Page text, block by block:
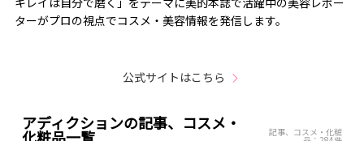
ターがプロの視点でコスメ・美容情報を発信します。
公式サイトはこちら
アディクションの記事、コスメ・ 記事、コスメ・化粧